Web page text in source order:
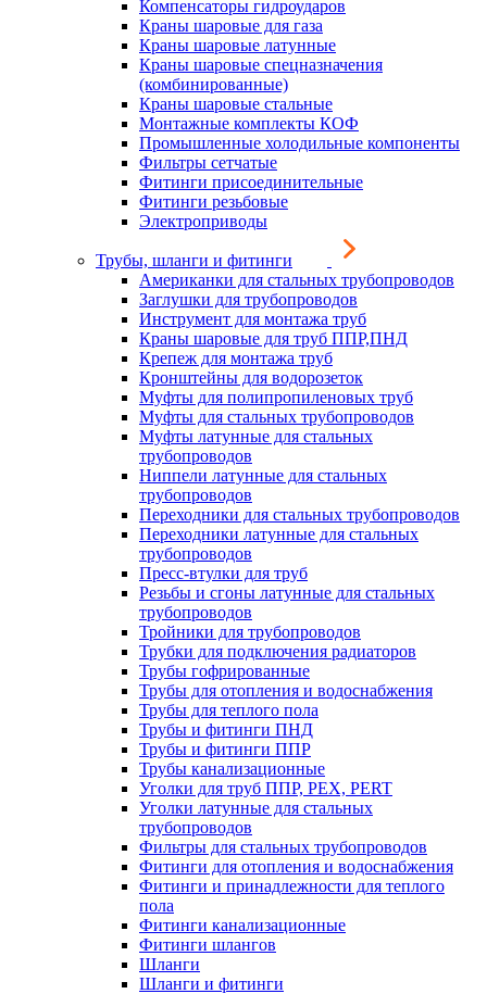
Компенсаторы гидроударов
Краны шаровые для газа
Краны шаровые латунные
Краны шаровые спецназначения
(комбинированные)
Краны шаровые стальные
Монтажные комплекты КОФ
Промышленные холодильные компоненты
Фильтры сетчатые
Фитинги присоединительные
Фитинги резьбовые
Электроприводы
Трубы, шланги и фитинги
Американки для стальных трубопроводов
Заглушки для трубопроводов
Инструмент для монтажа труб
Краны шаровые для труб ППР,ПНД
Крепеж для монтажа труб
Кронштейны для водорозеток
Муфты для полипропиленовых труб
Муфты для стальных трубопроводов
Муфты латунные для стальных
трубопроводов
Ниппели латунные для стальных
трубопроводов
Переходники для стальных трубопроводов
Переходники латунные для стальных
трубопроводов
Пресс-втулки для труб
Резьбы и сгоны латунные для стальных
трубопроводов
Тройники для трубопроводов
Трубки для подключения радиаторов
Трубы гофрированные
Трубы для отопления и водоснабжения
Трубы для теплого пола
Трубы и фитинги ПНД
Трубы и фитинги ППР
Трубы канализационные
Уголки для труб ППР, PEX, PERT
Уголки латунные для стальных
трубопроводов
Фильтры для стальных трубопроводов
Фитинги для отопления и водоснабжения
Фитинги и принадлежности для теплого
пола
Фитинги канализационные
Фитинги шлангов
Шланги
Шланги и фитинги